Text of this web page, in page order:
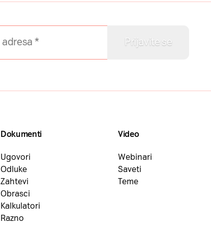
Dokumenti
Ugovori
Odluke
Zahtevi
Obrasci
Kalkulatori
Razno
Video
Webinari
Saveti
Teme